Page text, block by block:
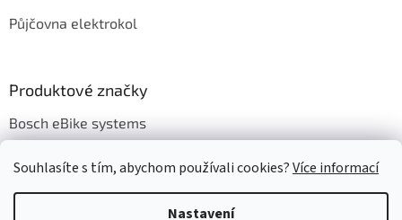
Souhlasíte s tím, abychom používali cookies?Více informací
Nastavení
Půjčovna elektrokol
Produktové značky
Bosch eBike systems